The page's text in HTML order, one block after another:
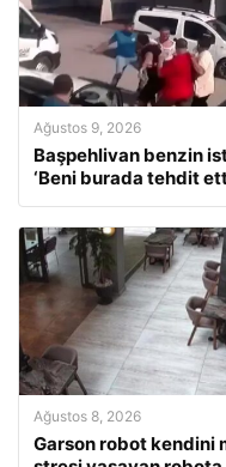
Ağustos 9, 2026
Başpehlivan benzin
‘Beni burada tehdit
Ağustos 8, 2026
Garson robot kendini